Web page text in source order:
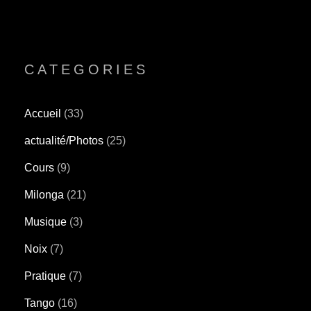
CATEGORIES
Accueil (33)
actualité/Photos (25)
Cours (9)
Milonga (21)
Musique (3)
Noix (7)
Pratique (7)
Tango (16)